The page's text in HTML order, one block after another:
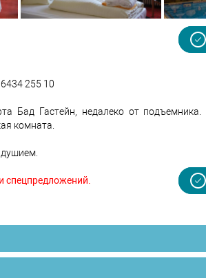
255 10
Бад Гастейн, недалеко от
комната.
спецпредложений.